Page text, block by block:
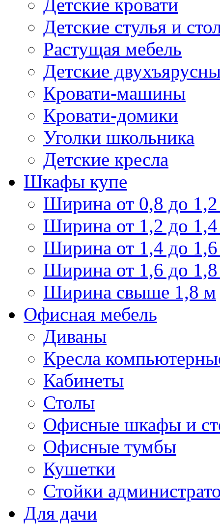
Детские кровати
Детские стулья и
Растущая мебель
Детские
Кровати-машины
Кровати-домики
Уголки школьника
Детские кресла
Шкафы купе
Ширина от 0,8 до
Ширина от 1,2 до
Ширина от 1,4 до
Ширина от 1,6 до
Ширина свыше 1,8 м
Офисная мебель
Диваны
Кресла
Кабинеты
Столы
Офисные шкафы и
Офисные тумбы
Кушетки
Стойки
Для дачи